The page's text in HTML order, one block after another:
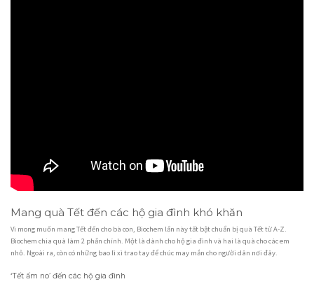
Mang quà Tết đến các hộ gia đình khó khăn
Vì mong muốn mang Tết đến cho bà con, Biochem lần này tất bật chuẩn bị quà Tết từ A-Z.
Biochem chia quà làm 2 phần chính. Một là dành cho hộ gia đình và hai là quà cho các em
nhỏ. Ngoài ra, còn có những bao lì xì trao tay để chúc may mắn cho người dân nơi đây.
‘Tết ấm no’ đến các hộ gia đình